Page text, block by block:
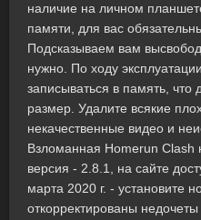
наличие на личном
памяти, для вас
Подсказываем вам
нужно. По ходу
записываться в память, что
размер. Удалите всякие
некачественные видео и
Взломанная Homerun Clash
версия - 2.8.1, на сайте
марта 2020 г. - установите
откорректированы недочеты